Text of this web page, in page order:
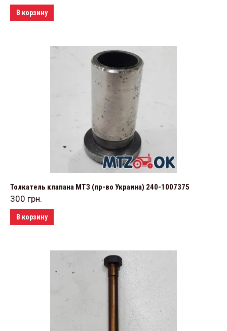
В корзину
Толкатель клапана МТЗ (пр-во Украина) 240-1007375
300 грн.
В корзину